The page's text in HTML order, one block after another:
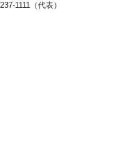
1111（代表）